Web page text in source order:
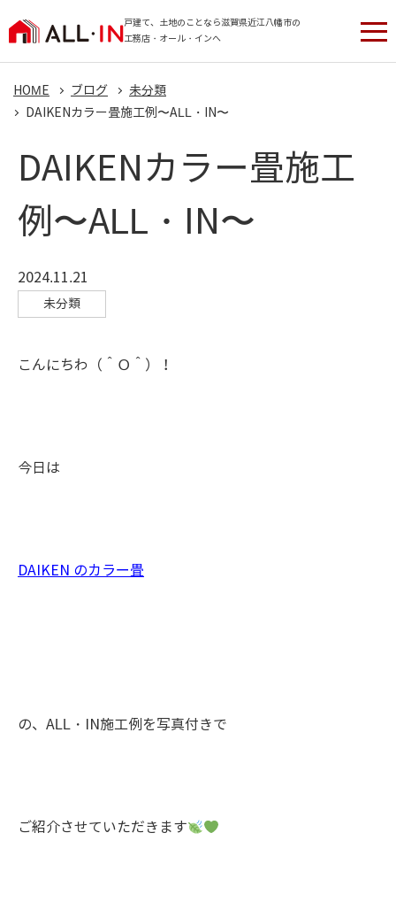
戸建て、土地のことなら滋賀県近江八幡市の
工務店・オール・インへ
HOME ブログ
未分類
DAIKENカラー畳施工例〜ALL・IN〜
DAIKENカラー畳施工
例〜ALL・IN〜
2024.11.21
未分類
こんにちわ（＾Ｏ＾）！
今日は
DAIKEN のカラー畳
の、ALL・IN施工例を写真付きで
ご紹介させていただきます